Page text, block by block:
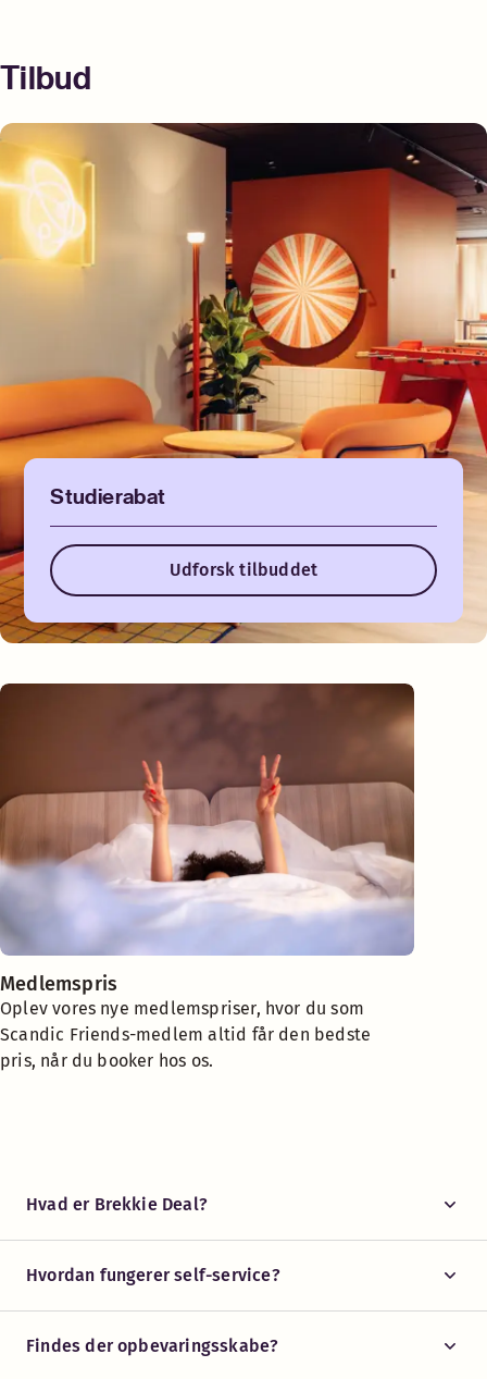
Tilbud
Studierabat
Udforsk tilbuddet
Medlemspris
Oplev vores nye medlemspriser, hvor du som
Scandic Friends-medlem altid får den bedste
pris, når du booker hos os.
Hvad er Brekkie Deal?
Hvordan fungerer self-service?
Findes der opbevaringsskabe?